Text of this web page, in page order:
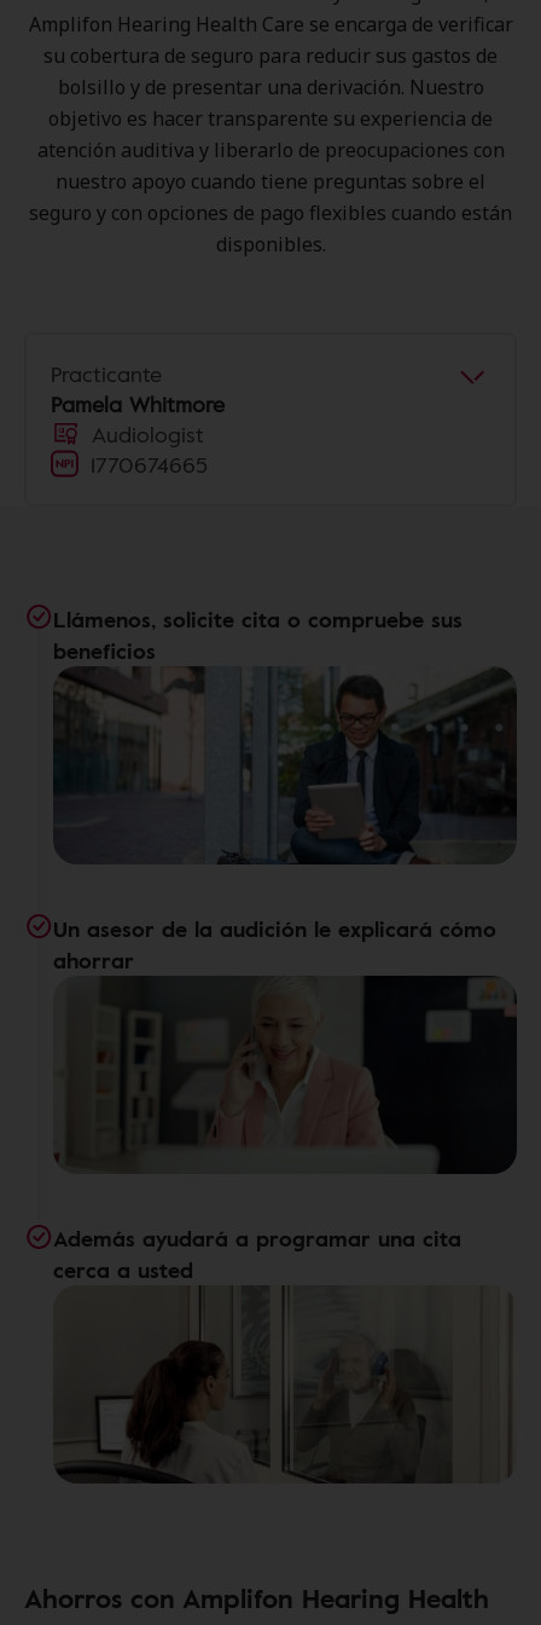
Amplifon Hearing Health Care se encarga de verificar
su cobertura de seguro para reducir sus gastos de
bolsillo y de presentar una derivación. Nuestro
objetivo es hacer transparente su experiencia de
atención auditiva y liberarlo de preocupaciones con
nuestro apoyo cuando tiene preguntas sobre el
seguro y con opciones de pago flexibles cuando están
disponibles.
Practicante
Pamela Whitmore
Audiologist
1770674665
Llámenos, solicite cita o compruebe sus
beneficios
Un asesor de la audición le explicará cómo
ahorrar
Además ayudará a programar una cita
cerca a usted
Ahorros con Amplifon Hearing Health